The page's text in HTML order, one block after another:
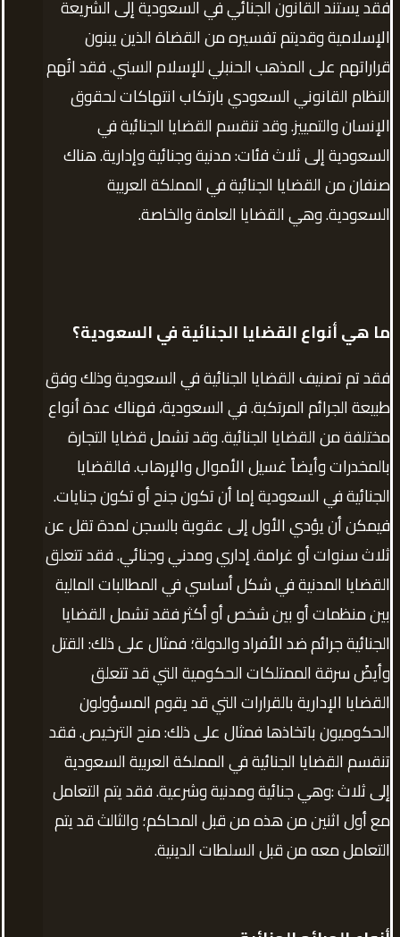
فقد يستند القانون الجنائي في السعودية إلى الشريعة
الإسلامية وقديتم تفسيره من القضاة الذين يبنون
قراراتهم على المذهب الحنبلي للإسلام السني. فقد اتُهم
النظام القانوني السعودي بارتكاب انتهاكات لحقوق
الإنسان والتمييز. وقد تنقسم القضايا الجنائية في
السعودية إلى ثلاث فئات: مدنية وجنائية وإدارية. هناك
صنفان من القضايا الجنائية في المملكة العربية
السعودية. وهي القضايا العامة والخاصة.
ما هي أنواع القضايا الجنائية في السعودية؟
فقد تم تصنيف القضايا الجنائية في السعودية وذلك وفق
طبيعة الجرائم المرتكبة. في السعودية، فهناك عدة أنواع
مختلفة من القضايا الجنائية. وقد تشمل قضايا التجارة
بالمخدرات وأيضاً غسيل الأموال والإرهاب. فالقضايا
الجنائية في السعودية إما أن تكون جنح أو تكون جنايات.
فيمكن أن يؤدي الأول إلى عقوبة بالسجن لمدة تقل عن
ثلاث سنوات أو غرامة. إداري ومدني وجنائي. فقد تتعلق
القضايا المدنية في شكل أساسي في المطالبات المالية
بين منظمات أو بين شخص أو أكثر فقد تشمل القضايا
الجنائية جرائم ضد الأفراد والدولة؛ فمثال على ذلك: القتل
وأيضً سرقة الممتلكات الحكومية التي قد تتعلق
القضايا الإدارية بالقرارات التي قد يقوم المسؤولون
الحكوميون باتخاذها فمثال على ذلك: منح الترخيص. فقد
تنقسم القضايا الجنائية في المملكة العربية السعودية
إلى ثلاث :وهي جنائية ومدنية وشرعية. فقد يتم التعامل
مع أول اثنين من هذه من قبل المحاكم؛ والثالث قد يتم
التعامل معه من قبل السلطات الدينية.